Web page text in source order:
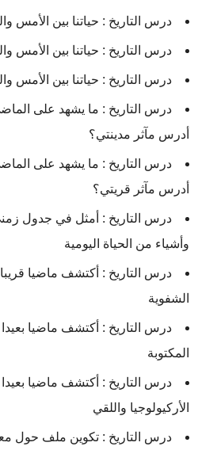
درس التاريخ : حياتنا بين الأمس
درس التاريخ : حياتنا بين الأمس
درس التاريخ : حياتنا بين الأمس
درس التاريخ : ما يشهد على
أدرس مآثر مدينتي؟
درس التاريخ : ما يشهد على
أدرس مآثر قريتي؟
درس التاريخ : أمثل في جدول
وأشياء من الحياة اليومية
درس التاريخ : أكتشف ماضيا
الشفوية
درس التاريخ : أكتشف ماضيا بعيدا
المكتوبة
درس التاريخ : أكتشف ماضيا
الأركيولوجيا واللقي
درس التاريخ : تكوين ملف حول